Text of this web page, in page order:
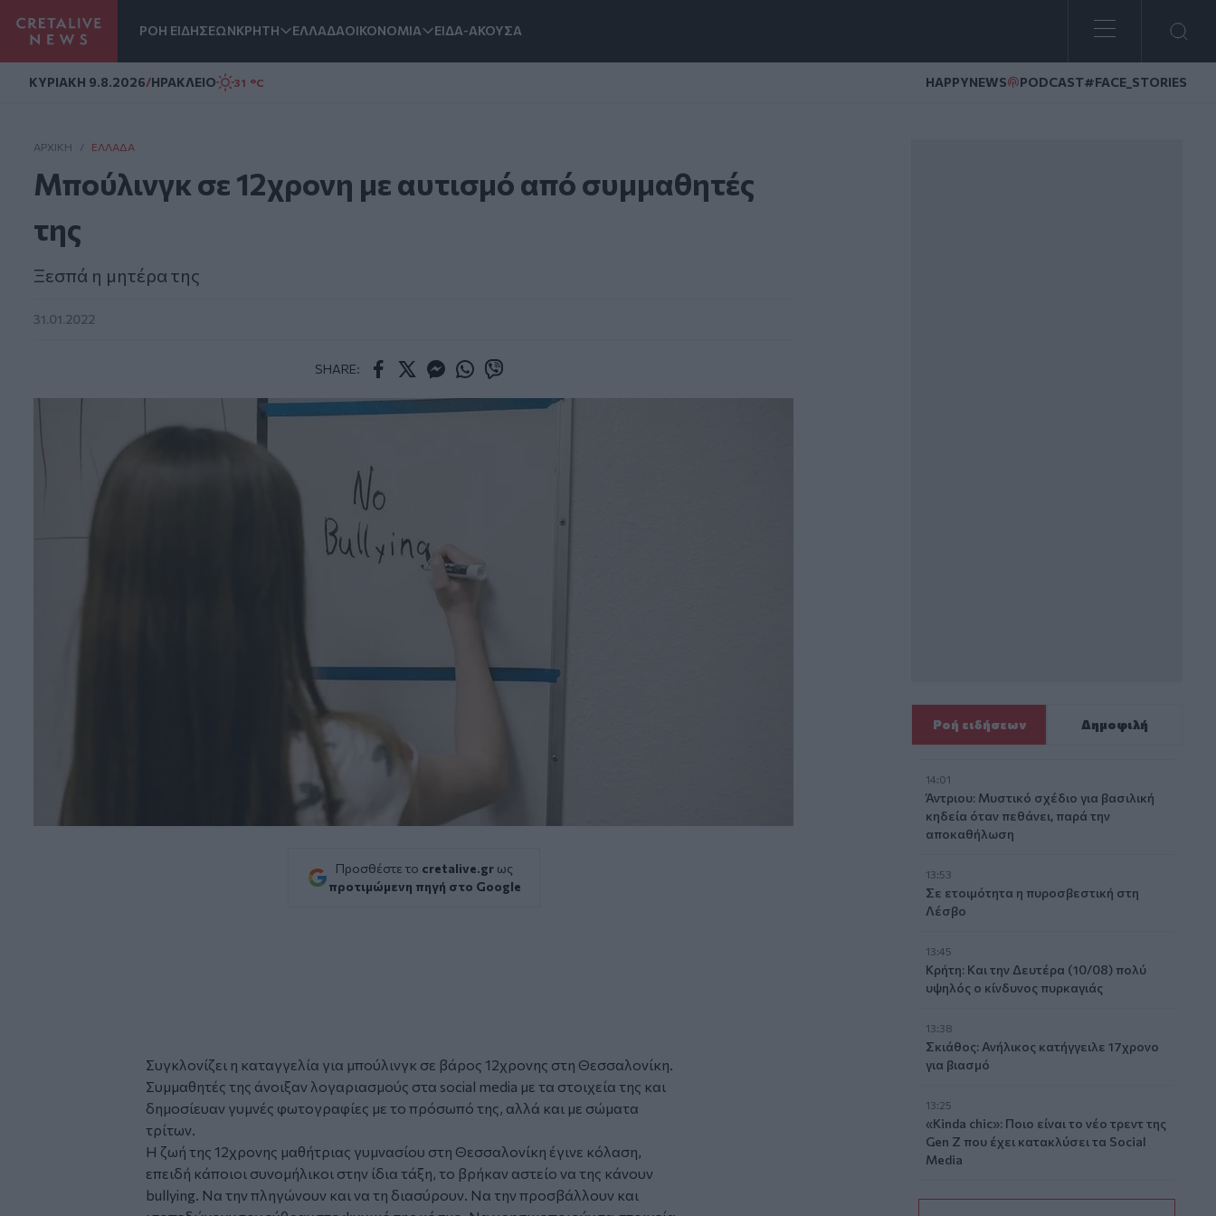
ΡΟΗ ΕΙΔΗΣΕΩΝΚΡΗΤΗ ΕΛΛΑΔΑΟΙΚΟΝΟΜΙΑ ΕΙΔΑ-ΑΚΟΥΣΑ
ΚΥΡΙΑΚΗ 9.8.2026/ΗΡΑΚΛΕΙΟ 31 °C HAPPYNEWS PODCAST#FACE_STORIES
ΑΡΧΙΚΗ / ΕΛΛΆΔΑ
Μπούλινγκ σε 12χρονη με αυτισμό από συμμαθητές
της
Ξεσπά η μητέρα της
31.01.2022
SHARE:
Προσθέστε το cretalive.gr ως
προτιμώμενη πηγή στο Google
Συγκλονίζει η καταγγελία για μπούλινγκ σε βάρος 12χρονης στη Θεσσαλονίκη.
Συμμαθητές της άνοιξαν λογαριασμούς στα social media με τα στοιχεία της και
δημοσίευαν γυμνές φωτογραφίες με το πρόσωπό της, αλλά και με σώματα
τρίτων.
Η ζωή της 12χρονης μαθήτριας γυμνασίου στη Θεσσαλονίκη έγινε κόλαση,
επειδή κάποιοι συνομήλικοι στην ίδια τάξη, το βρήκαν αστείο να της κάνουν
bullying. Να την πληγώνουν και να τη διασύρουν. Να την προσβάλλουν και
Ροή ειδήσεων Δημοφιλή
14:01
Άντριου: Μυστικό σχέδιο για βασιλική
κηδεία όταν πεθάνει, παρά την
αποκαθήλωση
13:53
Σε ετοιμότητα η πυροσβεστική στη
Λέσβο
13:45
Κρήτη: Και την Δευτέρα (10/08) πολύ
υψηλός ο κίνδυνος πυρκαγιάς
13:38
Σκιάθος: Ανήλικος κατήγγειλε 17χρονο
για βιασμό
13:25
«Kinda chic»: Ποιο είναι το νέο τρεντ της
Gen Z που έχει κατακλύσει τα Social
Media
13:17